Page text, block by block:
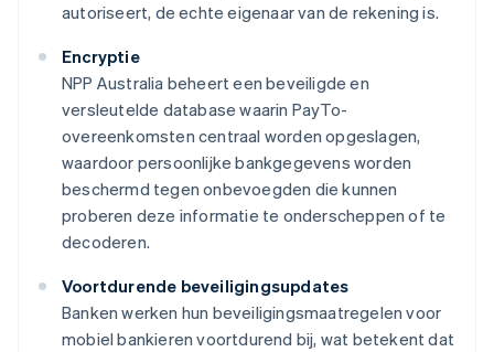
autoriseert, de echte eigenaar van de rekening is.
Encryptie
NPP Australia beheert een beveiligde en
versleutelde database waarin PayTo-
overeenkomsten centraal worden opgeslagen,
waardoor persoonlijke bankgegevens worden
beschermd tegen onbevoegden die kunnen
proberen deze informatie te onderscheppen of te
decoderen.
Voortdurende beveiligingsupdates
Banken werken hun beveiligingsmaatregelen voor
mobiel bankieren voortdurend bij, wat betekent dat